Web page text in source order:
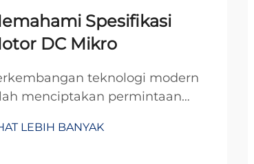
Spesifikasi
DC Mikro
teknologi modern
menciptakan permintaan
terhadap solusi tenaga
LEBIH BANYAK